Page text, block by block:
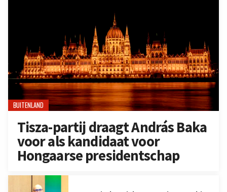
BUITENLAND
Tisza-partij draagt András Baka
voor als kandidaat voor
Hongaarse presidentschap